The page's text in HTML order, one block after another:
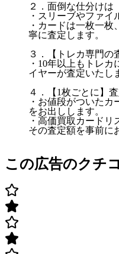
２．面倒な仕分けは
・スリーブやファイ
・カードは一枚一
寧に査定します。
３．【トレカ専門の
・10年以上もトレ
イヤーが査定いたし
４．【1枚ごとに】
・お値段がついた
をお出しします。
・高価買取カード
その査定額を事前に
この広告のクチ